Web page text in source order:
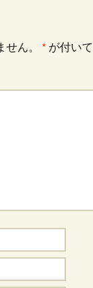
ん。 * が付い